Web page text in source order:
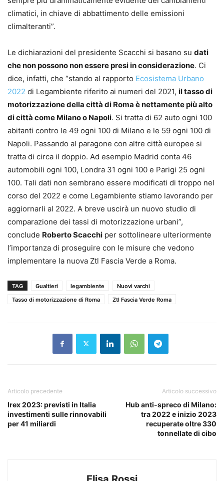
climatici, in chiave di abbattimento delle emissioni
climalteranti”.
Le dichiarazioni del presidente Scacchi si basano su dati
che non possono non essere presi in considerazione. Ci
dice, infatti, che “stando al rapporto Ecosistema Urbano
2022 di Legambiente riferito ai numeri del 2021, il tasso di
motorizzazione della città di Roma è nettamente più alto
di città come Milano o Napoli. Si tratta di 62 auto ogni 100
abitanti contro le 49 ogni 100 di Milano e le 59 ogni 100 di
Napoli. Passando al paragone con altre città europee si
tratta di circa il doppio. Ad esempio Madrid conta 46
automobili ogni 100, Londra 31 ogni 100 e Parigi 25 ogni
100. Tali dati non sembrano essere modificati di troppo nel
corso del 2022 e come Legambiente stiamo lavorando per
aggiornarli al 2022. A breve uscirà un nuovo studio di
comparazione dei tassi di motorizzazione urbani”,
conclude Roberto Scacchi per sottolineare ulteriormente
l’importanza di proseguire con le misure che vedono
implementare la nuova Ztl Fascia Verde a Roma.
TAG Gualtieri legambiente
Nuovi varchi
Tasso di motorizzazione di Roma
Ztl Fascia Verde Roma
Articolo precedente
Irex 2023: previsti in Italia
investimenti sulle rinnovabili
per 41 miliardi
Articolo successivo
Hub anti-spreco di Milano:
tra 2022 e inizio 2023
recuperate oltre 330
tonnellate di cibo